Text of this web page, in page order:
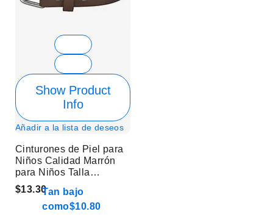
Show Product
Info
Añadir a la lista de deseos
Cinturones de Piel para
Niños Calidad Marrón
para Niños Talla
Pequeña
$13.30Tan bajo
como$10.80